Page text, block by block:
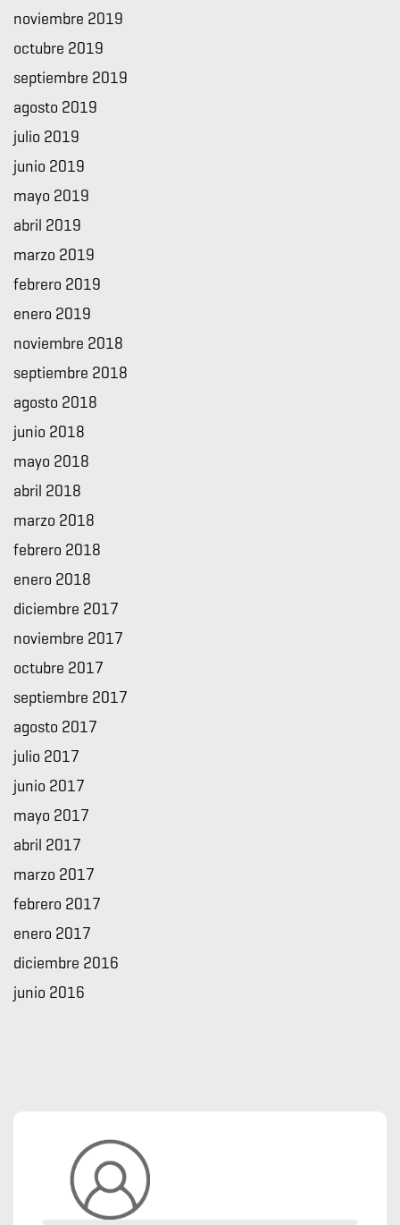
noviembre 2019
octubre 2019
septiembre 2019
agosto 2019
julio 2019
junio 2019
mayo 2019
abril 2019
marzo 2019
febrero 2019
enero 2019
noviembre 2018
septiembre 2018
agosto 2018
junio 2018
mayo 2018
abril 2018
marzo 2018
febrero 2018
enero 2018
diciembre 2017
noviembre 2017
octubre 2017
septiembre 2017
agosto 2017
julio 2017
junio 2017
mayo 2017
abril 2017
marzo 2017
febrero 2017
enero 2017
diciembre 2016
junio 2016